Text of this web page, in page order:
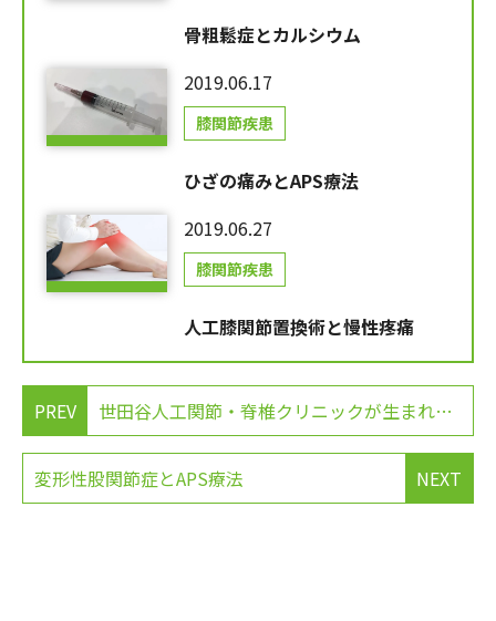
骨粗鬆症とカルシウム
2019.06.17
膝関節疾患
ひざの痛みとAPS療法
2019.06.27
膝関節疾患
人工膝関節置換術と慢性疼痛
PREV 世田谷人工関節・脊椎クリニックが生まれ変わります
NEXT
変形性股関節症とAPS療法